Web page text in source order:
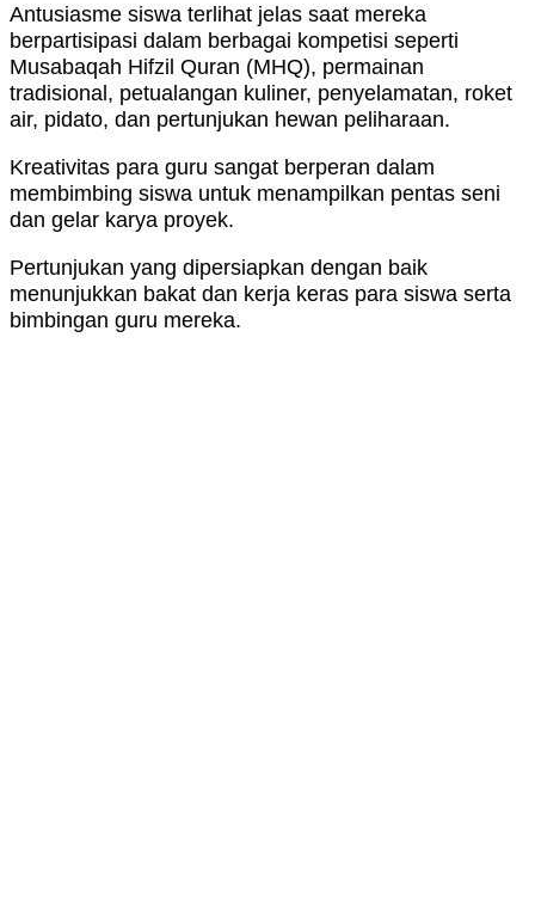
Antusiasme siswa terlihat jelas saat mereka
berpartisipasi dalam berbagai kompetisi seperti
Musabaqah Hifzil Quran (MHQ), permainan
tradisional, petualangan kuliner, penyelamatan, roket
air, pidato, dan pertunjukan hewan peliharaan.
Kreativitas para guru sangat berperan dalam
membimbing siswa untuk menampilkan pentas seni
dan gelar karya proyek.
Pertunjukan yang dipersiapkan dengan baik
menunjukkan bakat dan kerja keras para siswa serta
bimbingan guru mereka.